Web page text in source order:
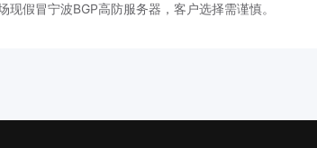
现假冒宁波BGP高防服务器，客户选择需谨慎。